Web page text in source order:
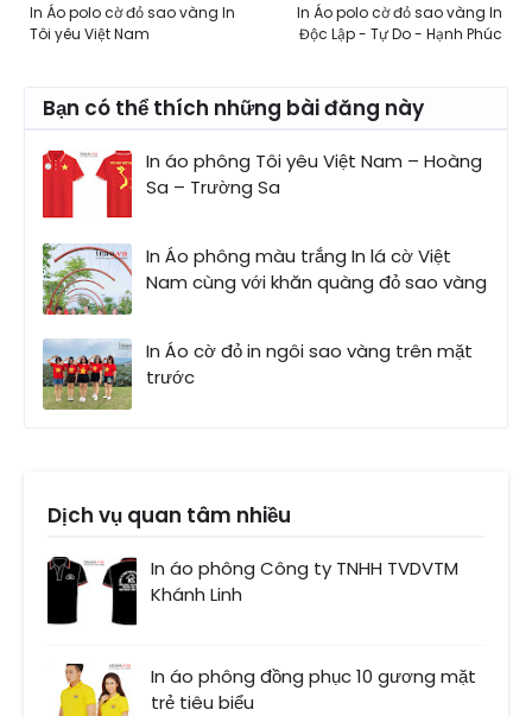
In Áo polo cờ đỏ sao vàng In
Độc Lập - Tự Do - Hạnh Phúc
In Áo polo cờ đỏ sao vàng In
Tôi yêu Việt Nam
Bạn có thể thích những bài đăng này
In áo phông Tôi yêu Việt Nam – Hoàng
Sa – Trường Sa
In Áo phông màu trắng In lá cờ Việt
Nam cùng với khăn quàng đỏ sao vàng
In Áo cờ đỏ in ngôi sao vàng trên mặt
trước
Dịch vụ quan tâm nhiều
In áo phông Công ty TNHH TVDVTM
Khánh Linh
In áo phông đồng phục 10 gương mặt
trẻ tiêu biểu